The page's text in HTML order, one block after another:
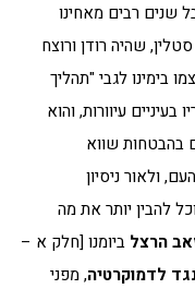
שנים רבים מאחינו
שהיה רודן ורוצח
בימינו לגבי "תהליך
עיוורות, והוא
בהבטחות שווא
ולאור ניסיון
להבין יותר את מה
הרצל ביומנו [חלק א –
לדמוקרטיה, מפני